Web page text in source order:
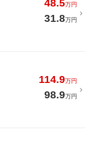
48.5万円
31.8万円
114.9万円
98.9万円